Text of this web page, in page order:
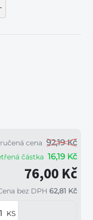
cena 92,19 Kč
částka 16,19 Kč
76,00 Kč
bez DPH 62,81 Kč
KS